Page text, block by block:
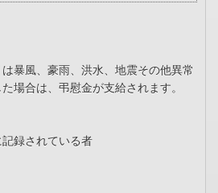
暴風、豪雨、洪水、地震その他異常
場合は、弔慰金が支給されます。
録されている者